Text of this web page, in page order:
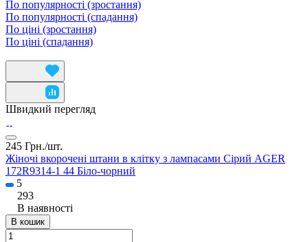
По популярності (зростання)
По популярності (спадання)
По ціні (зростання)
По ціні (спадання)
Швидкий перегляд
245 Грн./шт.
Жіночі вкорочені штани в клітку з лампасами Сірий AGER
172R9314-1 44 Біло-чорний
5
293
В наявності
В кошик